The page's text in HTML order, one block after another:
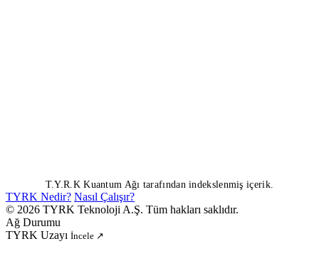
T.Y.R.K Kuantum Ağı tarafından indekslenmiş içerik.
TYRK Nedir? Nasıl Çalışır?
© 2026 TYRK Teknoloji A.Ş. Tüm hakları saklıdır.
Ağ Durumu
TYRK Uzayı İncele ↗